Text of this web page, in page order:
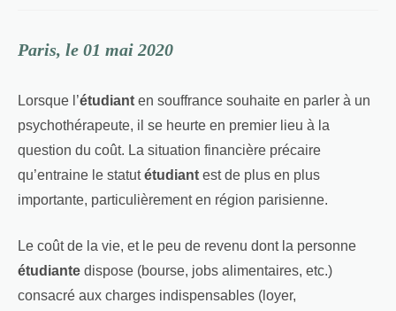
Paris, le 01 mai 2020
Lorsque l’étudiant en souffrance souhaite en parler à un
psychothérapeute, il se heurte en premier lieu à la
question du coût. La situation financière précaire
qu’entraine le statutétudiant est de plus en plus
importante, particulièrement en région parisienne.
Le coût de la vie, et le peu de revenu dont la personne
étudiante dispose (bourse, jobs alimentaires, etc.)
consacré aux charges indispensables (loyer,